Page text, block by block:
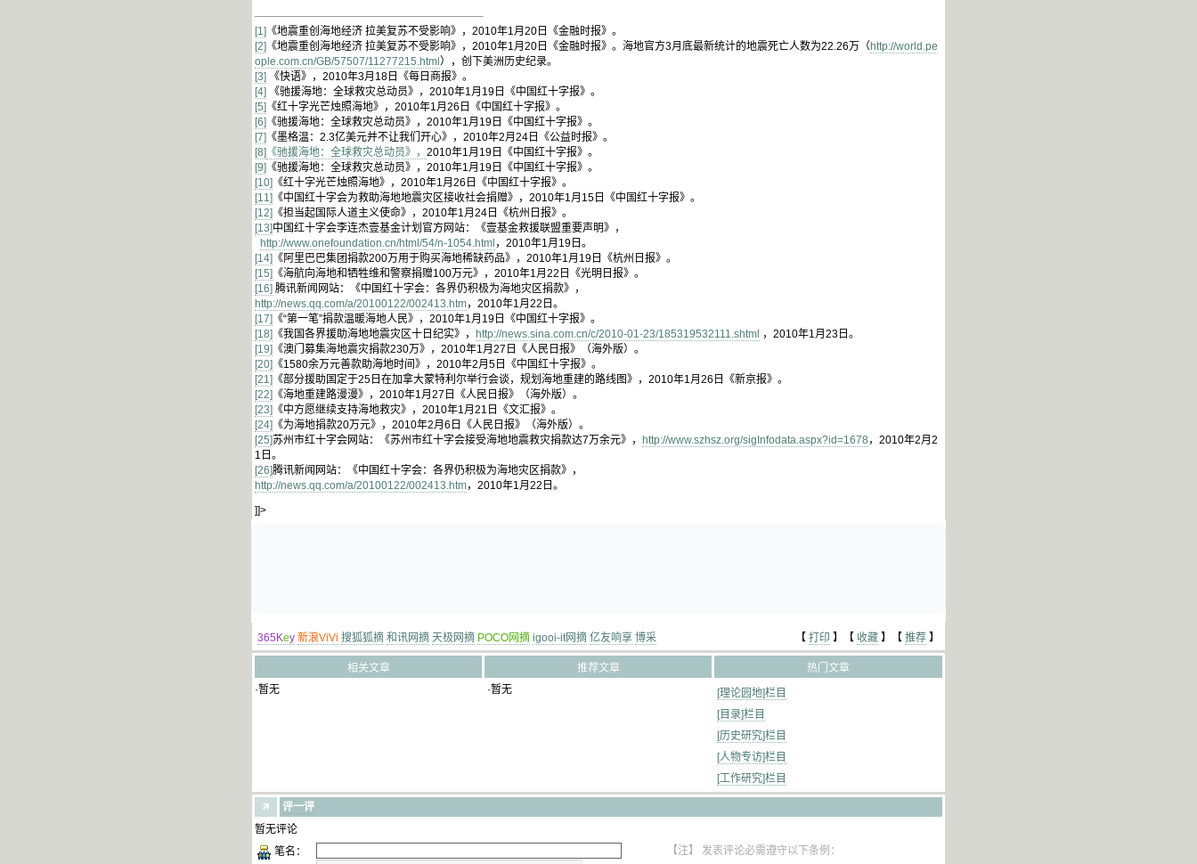
[1] 《地震重创海地经济 拉美复苏不受影响》，2010年1月20日《金融时报》。
[2] 《地震重创海地经济 拉美复苏不受影响》，2010年1月20日《金融时报》。海地官方3月底最新统计的地震死亡人数为22.26万（http://world.pe
ople.com.cn/GB/57507/11277215.html ），创下美洲历史纪录。
[3] 《快语》，2010年3月18日《每日商报》。
[4] 《驰援海地：全球救灾总动员》，2010年1月19日《中国红十字报》。
[5] 《红十字光芒烛照海地》，2010年1月26日《中国红十字报》。
[6] 《驰援海地：全球救灾总动员》，2010年1月19日《中国红十字报》。
[7] 《墨格温：2.3亿美元并不让我们开心》，2010年2月24日《公益时报》。
[8] 《驰援海地：全球救灾总动员》， 2010年1月19日《中国红十字报》。
[9] 《驰援海地：全球救灾总动员》，2010年1月19日《中国红十字报》。
[10] 《红十字光芒烛照海地》，2010年1月26日《中国红十字报》。
[11] 《中国红十字会为救助海地地震灾区接收社会捐赠》，2010年1月15日《中国红十字报》。
[12] 《担当起国际人道主义使命》，2010年1月24日《杭州日报》。
[13]中国红十字会李连杰壹基金计划官方网站：《壹基金救援联盟重要声明》，
http://www.onefoundation.cn/html/54/n-1054.html ，2010年1月19日。
[14] 《阿里巴巴集团捐款200万用于购买海地稀缺药品》，2010年1月19日《杭州日报》。
[15] 《海航向海地和牺牲维和警察捐赠100万元》，2010年1月22日《光明日报》。
[16] 腾讯新闻网站：《中国红十字会：各界仍积极为海地灾区捐款》，
http://news.qq.com/a/20100122/002413.htm，2010年1月22日。
[17] 《“第一笔”捐款温暖海地人民》，2010年1月19日《中国红十字报》。
[18] 《我国各界援助海地地震灾区十日纪实》， http://news.sina.com.cn/c/2010-01-23/185319532111.shtml ，2010年1月23日。
[19] 《澳门募集海地震灾捐款230万》，2010年1月27日《人民日报》（海外版）。
[20] 《1580余万元善款助海地时间》，2010年2月5日《中国红十字报》。
[21] 《部分援助国定于25日在加拿大蒙特利尔举行会谈，规划海地重建的路线图》，2010年1月26日《新京报》。
[22] 《海地重建路漫漫》，2010年1月27日《人民日报》（海外版）。
[23] 《中方愿继续支持海地救灾》，2010年1月21日《文汇报》。
[24] 《为海地捐款20万元》，2010年2月6日《人民日报》（海外版）。
[25]苏州市红十字会网站：《苏州市红十字会接受海地地震救灾捐款达7万余元》， http://www.szhsz.org/sigInfodata.aspx?id=1678 ，2010年2月2
1日。
[26]腾讯新闻网站：《中国红十字会：各界仍积极为海地灾区捐款》，
http://news.qq.com/a/20100122/002413.htm，2010年1月22日。
]]>
365Key 新浪ViVi 搜狐狐摘 和讯网摘 天极网摘 POCO网摘 igooi-it网摘 亿友响享 博采 【 打印 】【 收藏 】【 推荐 】
相关文章 推荐文章
热门文章
·暂无
·暂无
[理论园地]栏目
[目录]栏目
[历史研究]栏目
[人物专访]栏目
[工作研究]栏目
评一评
暂无评论
笔名：
【注】 发表评论必需遵守以下条例：